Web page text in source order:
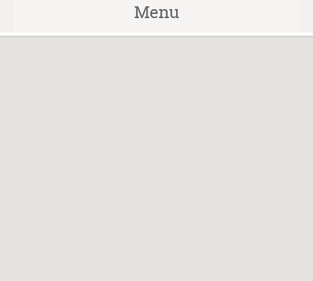
Menu